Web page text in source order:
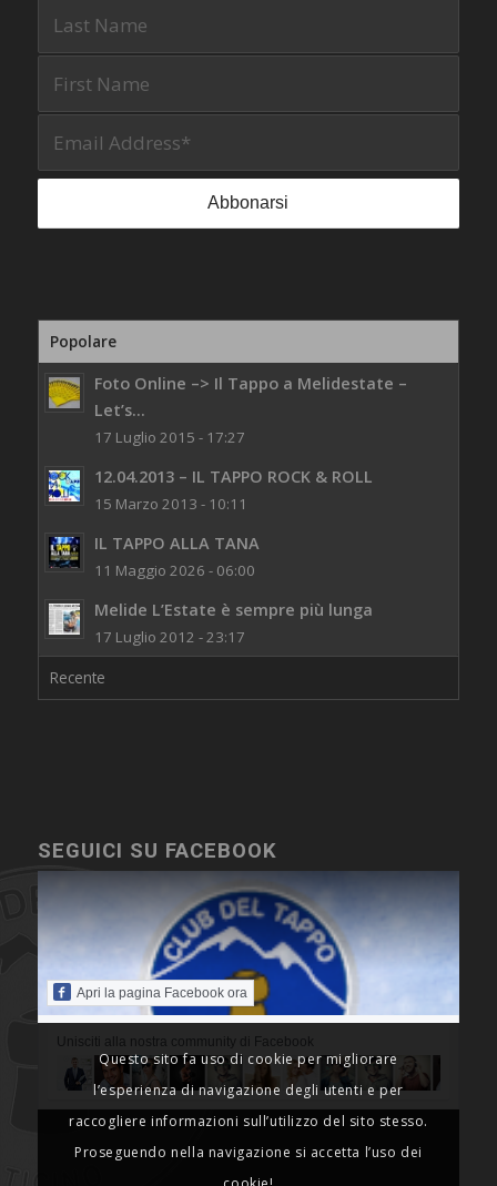
Popolare
Foto Online –> Il Tappo a Melidestate –
Let’s...
17 Luglio 2015 - 17:27
12.04.2013 – IL TAPPO ROCK & ROLL
15 Marzo 2013 - 10:11
IL TAPPO ALLA TANA
11 Maggio 2026 - 06:00
Melide L’Estate è sempre più lunga
17 Luglio 2012 - 23:17
Recente
SEGUICI SU FACEBOOK
Apri la pagina Facebook ora
Unisciti alla nostra community di Facebook
Questo sito fa uso di cookie per migliorare
l’esperienza di navigazione degli utenti e per
raccogliere informazioni sull’utilizzo del sito stesso.
Proseguendo nella navigazione si accetta l’uso dei